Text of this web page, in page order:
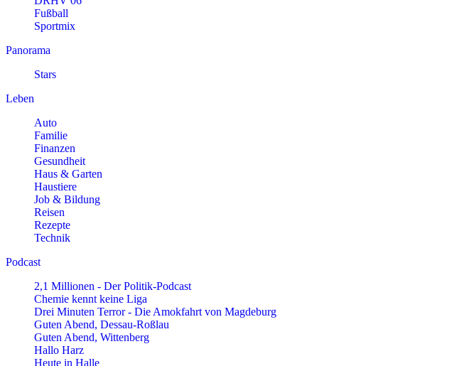
Fußball
Sportmix
Panorama
Stars
Leben
Auto
Familie
Finanzen
Gesundheit
Haus & Garten
Haustiere
Job & Bildung
Reisen
Rezepte
Technik
Podcast
2,1 Millionen - Der Politik-Podcast
Chemie kennt keine Liga
Drei Minuten Terror - Die Amokfahrt von Magdeburg
Guten Abend, Dessau-Roßlau
Guten Abend, Wittenberg
Hallo Harz
Heute in Halle